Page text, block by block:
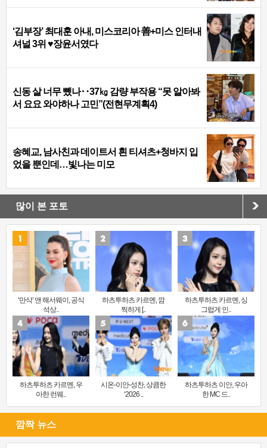
‘김부장’ 최대훈 아내, 미스코리아 善+미스 인터내
셔널 3위 ♥장윤서였다
신동 살 너무 뺐나‥37㎏ 감량 부작용 “못 알아봐
서 요요 와야하나 고민”(전현무계획4)
송혜교, 남사친과 데이트서 흰 티셔츠+청바지 입
었을 뿐인데…빛나는 미모
많이 본 포토
‘만삭’ 앤 해서웨이, 공식
석상..
하츠투하츠 카르멘, 깜
찍하게 [..
하츠투하츠 카르멘, 싱
그럽게 인..
하츠투하츠 카르멘, 우
아한 런웨..
시온-이안-성찬, 상큼한
‘2026 ..
하츠투하츠 이안, 우아
한 MC 드..
깜짝 뉴스